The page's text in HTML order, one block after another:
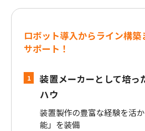
ロボット導入からライン構築
サポート！
1
装置メーカーとして培っ
ハウ
装置製作の豊富な経験を活
能」を装備